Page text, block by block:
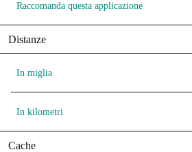
Raccomanda questa applicazione
Distanze
In miglia
In kilometri
Cache